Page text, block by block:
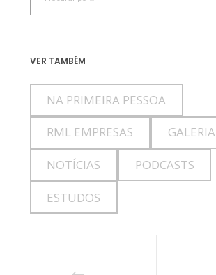
VER TAMBÉM
NA PRIMEIRA PESSOA
RML EMPRESAS GALERIA
NOTÍCIAS PODCASTS
ESTUDOS